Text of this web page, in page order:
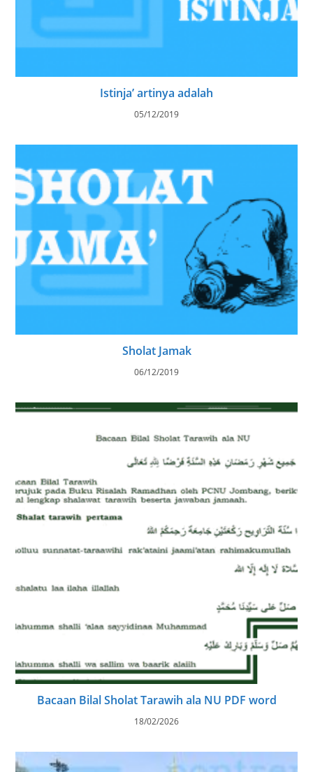
Istinja’ artinya adalah
05/12/2019
Sholat Jamak
06/12/2019
Bacaan Bilal Sholat Tarawih ala NU PDF word
18/02/2026